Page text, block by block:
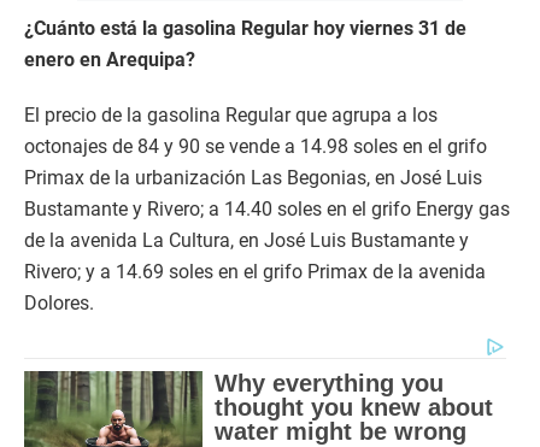
¿Cuánto está la gasolina Regular hoy viernes 31 de
enero en Arequipa?
El precio de la gasolina Regular que agrupa a los
octonajes de 84 y 90 se vende a 14.98 soles en el grifo
Primax de la urbanización Las Begonias, en José Luis
Bustamante y Rivero; a 14.40 soles en el grifo Energy gas
de la avenida La Cultura, en José Luis Bustamante y
Rivero; y a 14.69 soles en el grifo Primax de la avenida
Dolores.